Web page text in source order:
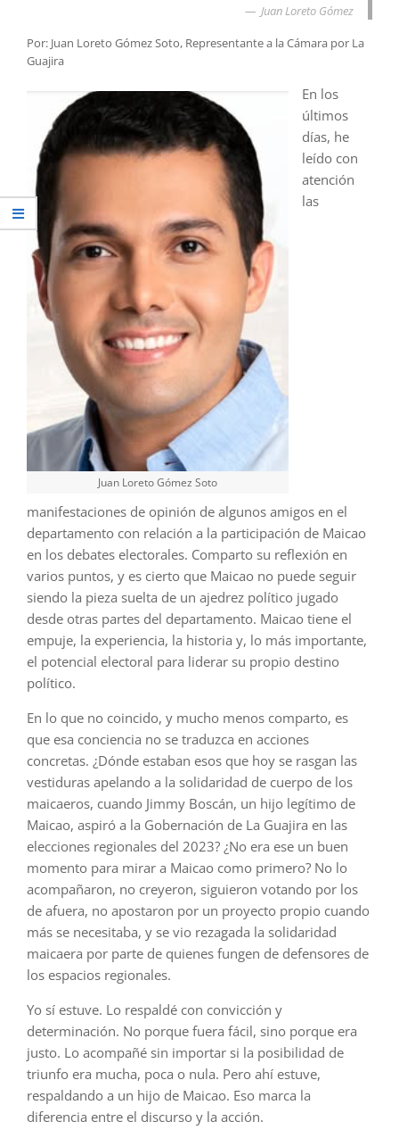
Juan Loreto Gómez
Por: Juan Loreto Gómez Soto, Representante a la Cámara por La
Guajira
Juan Loreto Gómez Soto
En los
últimos
días, he
leído con
atención
las
manifestaciones de opinión de algunos amigos en el
departamento con relación a la participación de Maicao
en los debates electorales. Comparto su reflexión en
varios puntos, y es cierto que Maicao no puede seguir
siendo la pieza suelta de un ajedrez político jugado
desde otras partes del departamento. Maicao tiene el
empuje, la experiencia, la historia y, lo más importante,
el potencial electoral para liderar su propio destino
político.
En lo que no coincido, y mucho menos comparto, es
que esa conciencia no se traduzca en acciones
concretas. ¿Dónde estaban esos que hoy se rasgan las
vestiduras apelando a la solidaridad de cuerpo de los
maicaeros, cuando Jimmy Boscán, un hijo legítimo de
Maicao, aspiró a la Gobernación de La Guajira en las
elecciones regionales del 2023? ¿No era ese un buen
momento para mirar a Maicao como primero? No lo
acompañaron, no creyeron, siguieron votando por los
de afuera, no apostaron por un proyecto propio cuando
más se necesitaba, y se vio rezagada la solidaridad
maicaera por parte de quienes fungen de defensores de
los espacios regionales.
Yo sí estuve. Lo respaldé con convicción y
determinación. No porque fuera fácil, sino porque era
justo. Lo acompañé sin importar si la posibilidad de
triunfo era mucha, poca o nula. Pero ahí estuve,
respaldando a un hijo de Maicao. Eso marca la
diferencia entre el discurso y la acción.